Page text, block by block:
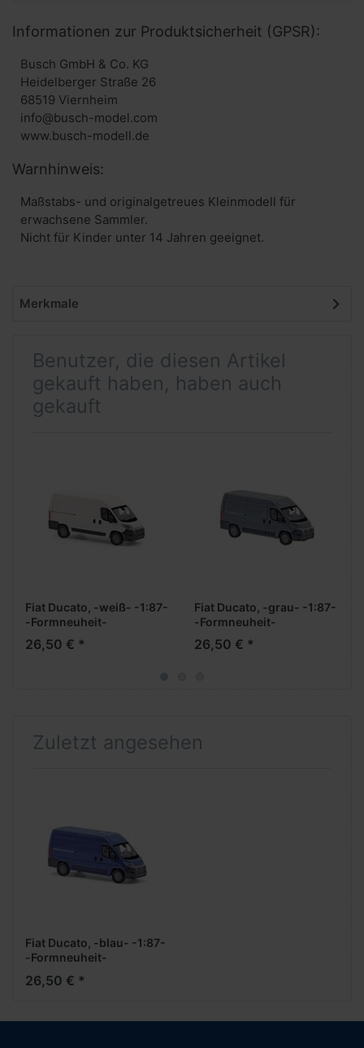
Informationen zur Produktsicherheit (GPSR):
Busch GmbH & Co. KG
Heidelberger Straße 26
68519 Viernheim
info@busch-model.com
www.busch-modell.de
Warnhinweis:
Maßstabs- und originalgetreues Kleinmodell für
erwachsene Sammler.
Nicht für Kinder unter 14 Jahren geeignet.
Merkmale
Benutzer, die diesen Artikel
gekauft haben, haben auch
gekauft
Fiat Ducato, -weiß- -1:87-
-Formneuheit-
26,50 € *
Fiat Ducato, -grau- -1:87-
-Formneuheit-
26,50 € *
Zuletzt angesehen
Fiat Ducato, -blau- -1:87-
-Formneuheit-
26,50 € *